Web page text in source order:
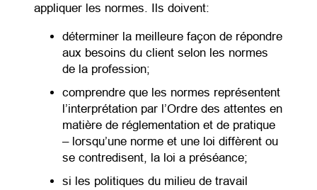
appliquer les normes. Ils doivent:
déterminer la meilleure façon de répondre
aux besoins du client selon les normes
de la profession;
comprendre que les normes représentent
l’interprétation par l’Ordre des attentes en
matière de réglementation et de pratique
– lorsqu’une norme et une loi diffèrent ou
se contredisent, la loi a préséance;
si les politiques du milieu de travail